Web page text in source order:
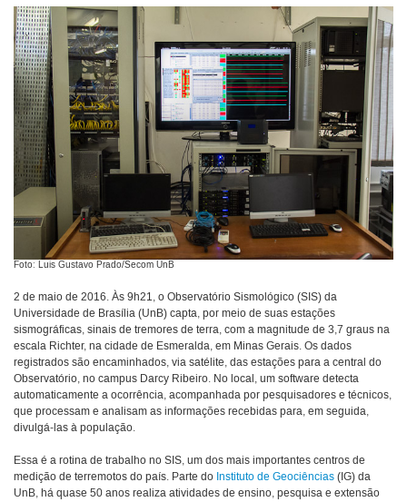
Foto: Luis Gustavo Prado/Secom UnB
2 de maio de 2016. Às 9h21, o Observatório Sismológico (SIS) da
Universidade de Brasília (UnB) capta, por meio de suas estações
sismográficas, sinais de tremores de terra, com a magnitude de 3,7 graus na
escala Richter, na cidade de Esmeralda, em Minas Gerais. Os dados
registrados são encaminhados, via satélite, das estações para a central do
Observatório, no campus Darcy Ribeiro. No local, um software detecta
automaticamente a ocorrência, acompanhada por pesquisadores e técnicos,
que processam e analisam as informações recebidas para, em seguida,
divulgá-las à população.
Essa é a rotina de trabalho no SIS, um dos mais importantes centros de
medição de terremotos do país. Parte do Instituto de Geociências (IG) da
UnB, há quase 50 anos realiza atividades de ensino, pesquisa e extensão